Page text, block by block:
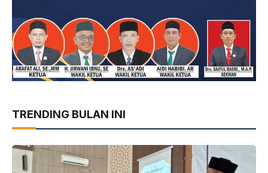
TRENDING BULAN INI